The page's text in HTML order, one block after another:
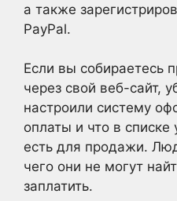
а также
PayPal.
Если вы собираетесь
через свой веб-сайт,
настроили систему
оплаты и что в списке
есть для продажи.
чего они не могут
заплатить.